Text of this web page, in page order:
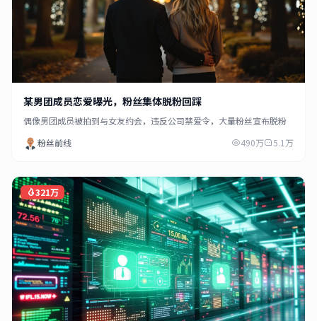
某男团成员恋爱曝光，粉丝集体脱粉回踩
偶像男团成员被拍到与女友约会，违反公司禁爱令，大量粉丝宣布脱粉
粉丝前线
490万 5.1万
321万